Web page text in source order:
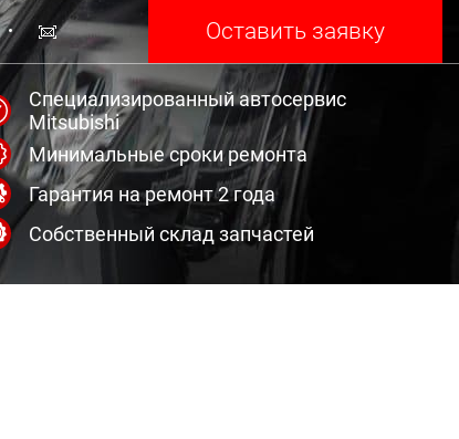
Оставить заявку
Специализированный автосервис
Mitsubishi
Минимальные сроки ремонта
Гарантия на ремонт 2 года
Собственный склад запчастей